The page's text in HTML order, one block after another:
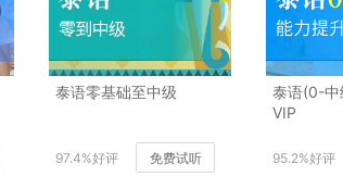
泰语零基础至中级
97.4%好评 免费试听
泰语(0-中
VIP
95.2%好评